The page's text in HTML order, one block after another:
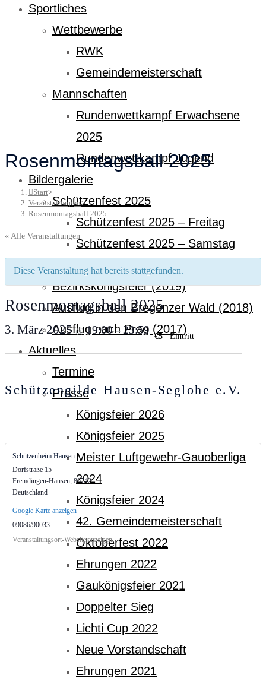
Sportliches
Wettbewerbe
RWK
Gemeindemeisterschaft
Mannschaften
Rundenwettkampf Erwachsene
2025
Rundenwettkampf Jugend
Bildergalerie
Schützenfest 2025
Schützenfest 2025 – Freitag
Schützenfest 2025 – Samstag
Schützenfest 2025 – Sonntag
Bezirkskönigsfeier (2019)
Ausflug in den Bregenzer Wald (2018)
Ausflug nach Prag (2017)
Aktuelles
Termine
Presse
Königsfeier 2026
Königsfeier 2025
Meister Luftgewehr-Gauoberliga
2024
Königsfeier 2024
42. Gemeindemeisterschaft
Oktoberfest 2022
Ehrungen 2022
Gaukönigsfeier 2021
Doppelter Sieg
Lichti Cup 2022
Neue Vorstandschaft
Ehrungen 2021
Rosenmontagsball 2025
Start>
Veranstaltungen>
Rosenmontagsball 2025
« Alle Veranstaltungen
Diese Veranstaltung hat bereits stattgefunden.
Rosenmontagsball 2025
3. März 2025@19:00– 23:59
€5 Eintritt
Schützengilde Hausen-Seglohe e.V.
Schützenheim Hausen
Dorfstraße 15
Fremdingen-Hausen, 86742
Deutschland
Google Karte anzeigen
09086/90033
Veranstaltungsort-Website anzeigen